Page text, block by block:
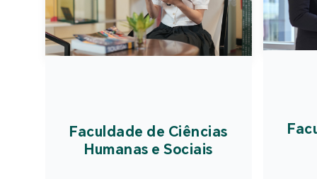
Faculdade de Ciências
Humanas e Sociais